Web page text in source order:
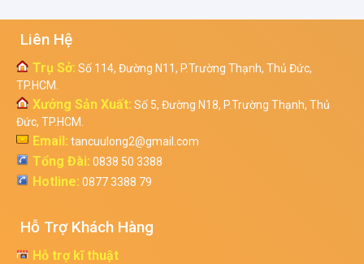
Liên Hệ
Trụ Sở: Số 114, Đường N11, P.Trường Thạnh, Thủ Đức,
TP.HCM.
Xưởng Sản Xuất: Số 5, Đường N18, P.Trường Thạnh, Thủ
Đức, TP.HCM.
Email: tancuulong2@gmail.com
Tổng Đài: 0838 50 3388
Hotline: 0877 3388 79
Hỗ Trợ Khách Hàng
Hỗ trợ kĩ thuật